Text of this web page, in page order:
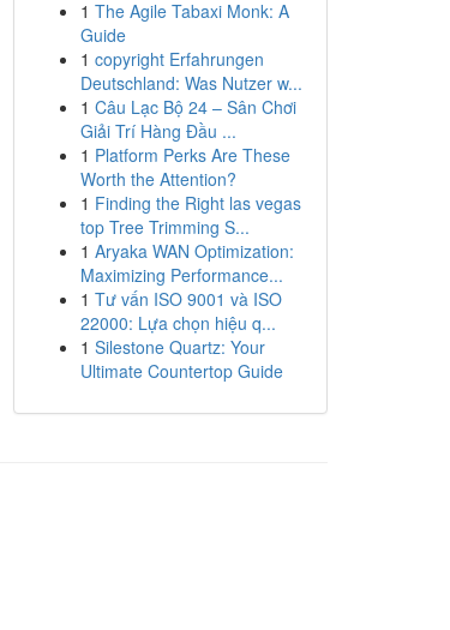
1 The Agile Tabaxi Monk: A
Guide
1 copyright Erfahrungen
Deutschland: Was Nutzer w...
1 Câu Lạc Bộ 24 – Sân Chơi
Giải Trí Hàng Đầu ...
1 Platform Perks Are These
Worth the Attention?
1 Finding the Right las vegas
top Tree Trimming S...
1 Aryaka WAN Optimization:
Maximizing Performance...
1 Tư vấn ISO 9001 và ISO
22000: Lựa chọn hiệu q...
1 Silestone Quartz: Your
Ultimate Countertop Guide